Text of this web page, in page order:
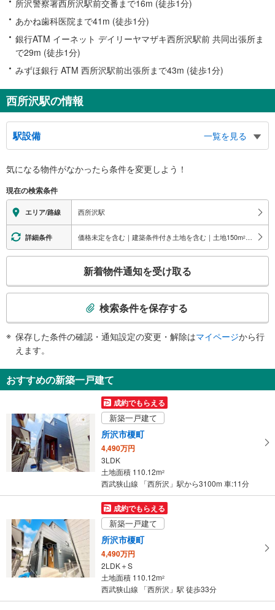
所沢警察署西所沢駅前交番まで16m (徒歩1分)
あかね歯科医院まで41m (徒歩1分)
銀行ATM イーネット デイリーヤマザキ西所沢駅前 共同出張所ま
で29m (徒歩1分)
みずほ銀行 ATM 西所沢駅前出張所まで43m (徒歩1分)
西所沢駅の情報
駅設備
一覧を見る
※段差なしでの移動経路
地上⇔改札⇔ホーム：○
エレベータ
・各ホーム⇔跨線橋
エスカレータ
・２～４番線ホーム⇔跨線橋
・改札内（４番線ホーム直結）
・４番線ホーム⇔改札
その他
・点字案内（運賃表・手すり）
気になる物件がなかったら条件を変更しよう！
現在の検索条件
エリア/路線 西所沢駅
詳細条件 価格未定を含む｜建築条件付き土地を含む｜土地150m2 以上
検
知
を
け
取
る
・
条
イ
ペ
ー
ジ
に
存
新着物件通知を受け取る
検索条件を保存する
保存した条件の確認・通知設定の変更・解除はマイページから行
えます。
おすすめの新築一戸建て
成約でもらえる
新築一戸建て
所沢市榎町
4,490万円
3LDK
土地面積 110.12m2
西武狭山線 「西所沢」駅から3100m 車:11分
成約でもらえる
新築一戸建て
所沢市榎町
4,490万円
2LDK＋S
土地面積 110.12m2
西武狭山線 「西所沢」駅 徒歩33分